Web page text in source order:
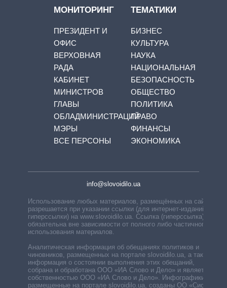
МОНИТОРИНГ
ПРЕЗИДЕНТ И
ОФИС
ВЕРХОВНАЯ
РАДА
КАБИНЕТ
МИНИСТРОВ
ГЛАВЫ
ОБЛАДМИНИСТРАЦИЙ
МЭРЫ
ВСЕ ПЕРСОНЫ
ТЕМАТИКИ
БИЗНЕС
КУЛЬТУРА
НАУКА
НАЦИОНАЛЬНАЯ
БЕЗОПАСНОСТЬ
ОБЩЕСТВО
ПОЛИТИКА
ПРАВО
ФИНАНСЫ
ЭКОНОМИКА
info@slovoidilo.ua
Использование любых материалов, размещённых на сайте,
разрешается при указании ссылки (для интернет-изданий —
гиперссылки) на www.slovoidilo.ua. Ссылка (гиперссылка)
обязательна вне зависимости от полного либо частичного
использования материалов.
Аналитическая информация об обещаниях политиков и
чиновников, размещенных на портале slovoidilo.ua, а также
информация о состоянии выполнения этих обещаний,
собрана и обработана ООО «ИА Слово и Дело» и является
собственностью ООО «ИА Слово и Дело». Инфографики,
размещенные на портале slovoidilo.ua, созданы ОО «Система